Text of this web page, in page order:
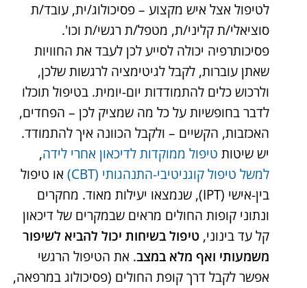
לטיפול אצל איש מקצוע – פסיכולוג/ית, עובד/ת
סוציאלי/ת קליני/ת, מטפל/ת רגשי/ת וכו'.
פסיכותרפיה יכולה לסייע לכן לעבד את החוויות
שאתן עוברות, לקבל לגיטימציה לרגשות שלכן,
ולרכוש כלים להתמודדות יום-יומית. בטיפול תוכלו
לדבר בחופשיות על כל מה שמציק לכן – הפחדים,
האכזבות, הקשיים – ולקבל הכוונה איך להתמודד.
יש שיטות טיפול ממוקדות לדיכאון אחרי לידה,
למשל טיפול קוגניטיבי-התנהגותי (CBT)
או טיפול
בין-אישי (IPT), שנמצאו יעילות מאוד. מחקרים
ונתוני קופות החולים מראים שבמקרים של דיכאון
קל עד בינוני, טיפול בשיחות יכול להביא לשיפור
משמעותי ואף מלא במצב​. את הטיפול הרגשי
אפשר לקבל דרך קופת החולים (פסיכולוג במרפאה,